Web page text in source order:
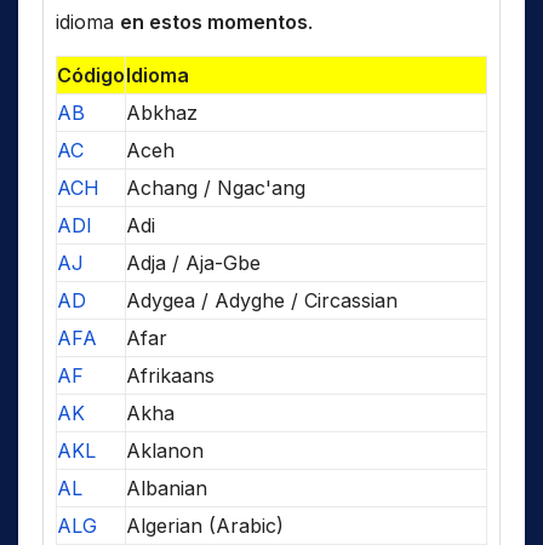
idioma en estos momentos.
CódigoIdioma
AB
Abkhaz
AC
Aceh
ACH
Achang / Ngac'ang
ADI
Adi
AJ
Adja / Aja-Gbe
AD
Adygea / Adyghe / Circassian
AFA
Afar
AF
Afrikaans
AK
Akha
AKL
Aklanon
AL
Albanian
ALG
Algerian (Arabic)